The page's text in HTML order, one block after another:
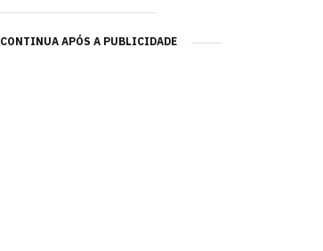
CONTINUA APÓS A PUBLICIDADE